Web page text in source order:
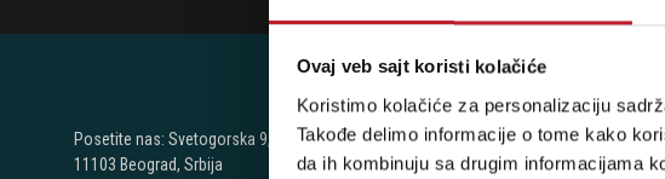
Ovaj veb sajt koristi kolačiće
Koristimo kolačiće za personalizaciju
Takođe delimo informacije o tome kako
da ih kombinuju sa drugim informacijama
Posetite nas: Svetogorska 9,
11103 Beograd, Srbija
NAŠE PRODAVNICE